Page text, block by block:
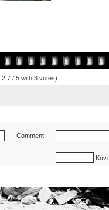
/ 5 with 3 votes)
Comment